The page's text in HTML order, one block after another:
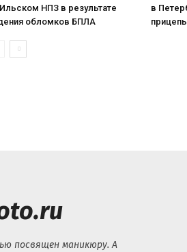
НПЗ в результате
обломков БПЛА
в
посвящен маникюру. А